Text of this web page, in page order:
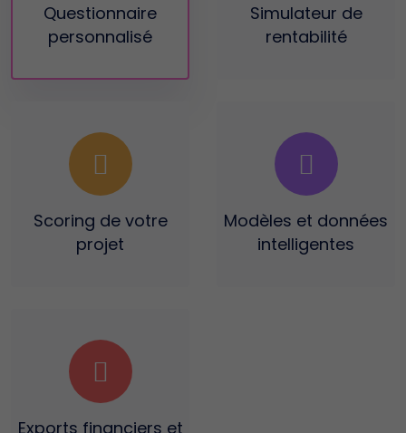
Questionnaire
personnalisé
Simulateur de
rentabilité
Scoring de votre
projet
Modèles et données
intelligentes
Exports financiers et